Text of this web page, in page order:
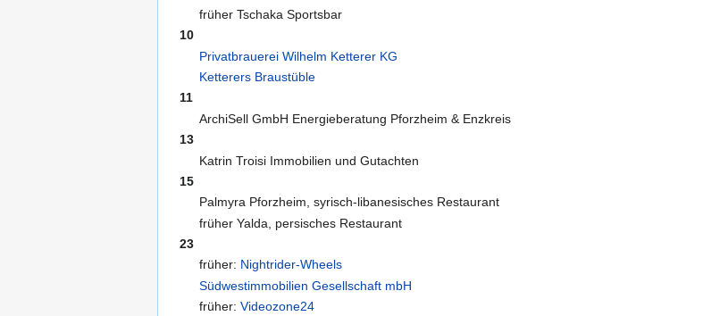
früher Tschaka Sportsbar
10
Privatbrauerei Wilhelm Ketterer KG
Ketterers Braustüble
11
ArchiSell GmbH Energieberatung Pforzheim & Enzkreis
13
Katrin Troisi Immobilien und Gutachten
15
Palmyra Pforzheim, syrisch-libanesisches Restaurant
früher Yalda, persisches Restaurant
23
früher: Nightrider-Wheels
Südwestimmobilien Gesellschaft mbH
früher:Videozone24